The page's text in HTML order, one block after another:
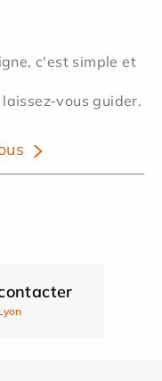
c'est simple et
vous guider.